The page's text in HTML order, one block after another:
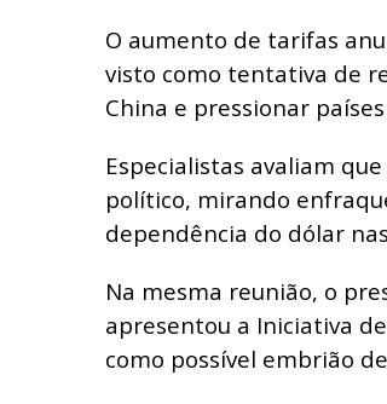
O aumento de tarifas
visto como tentativa de
China e pressionar
Especialistas avaliam
político, mirando
dependência do dólar
Na mesma reunião, o
apresentou a Iniciativa
como possível embrião